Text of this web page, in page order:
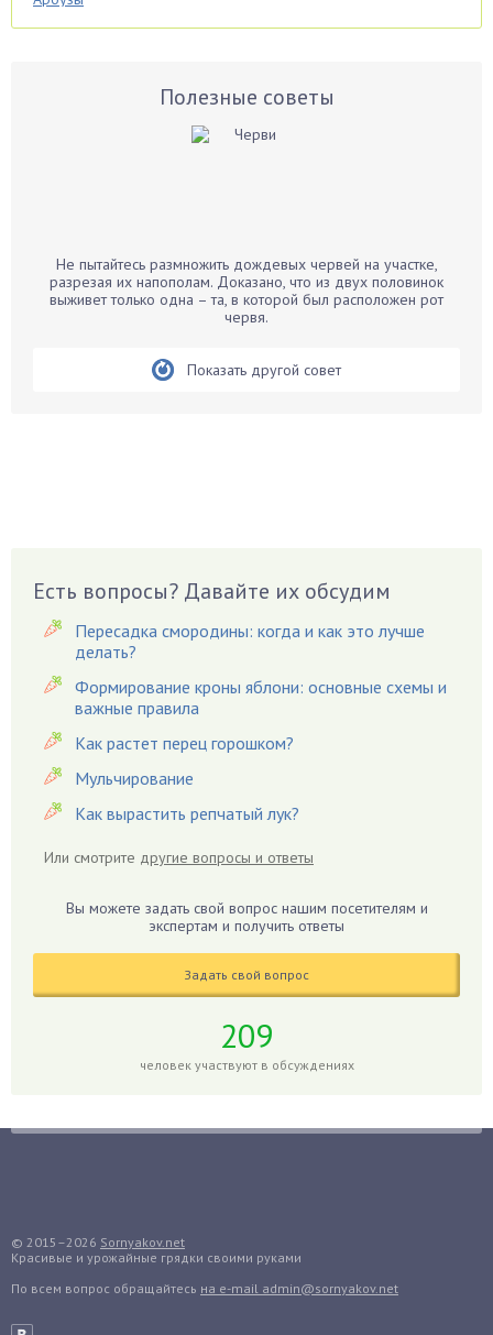
Аспарагус
Бархатцы
Бегония
Вешенки
Виноград
Вредители
Гардения
Гацания
Гвоздики
Георгины
Гиацинт
Гладиолусы
Гранат
Грядки
Гуава
Полезные советы
Не пытайтесь размножить дождевых червей на участке,
разрезая их напополам. Доказано, что из двух половинок
выживет только одна – та, в которой был расположен рот
червя.
Показать другой совет
Есть вопросы? Давайте их обсудим
Пересадка смородины: когда и как это лучше
делать?
Формирование кроны яблони: основные схемы и
важные правила
Как растет перец горошком?
Мульчирование
Как вырастить репчатый лук?
Или смотрите другие вопросы и ответы
Вы можете задать свой вопрос нашим посетителям и
экспертам и получить ответы
Задать свой вопрос
209
человек участвуют в обсуждениях
© 2015–2026 Sornyakov.net
Красивые и урожайные грядки своими руками
По всем вопрос обращайтесь на e-mail admin@sornyakov.net